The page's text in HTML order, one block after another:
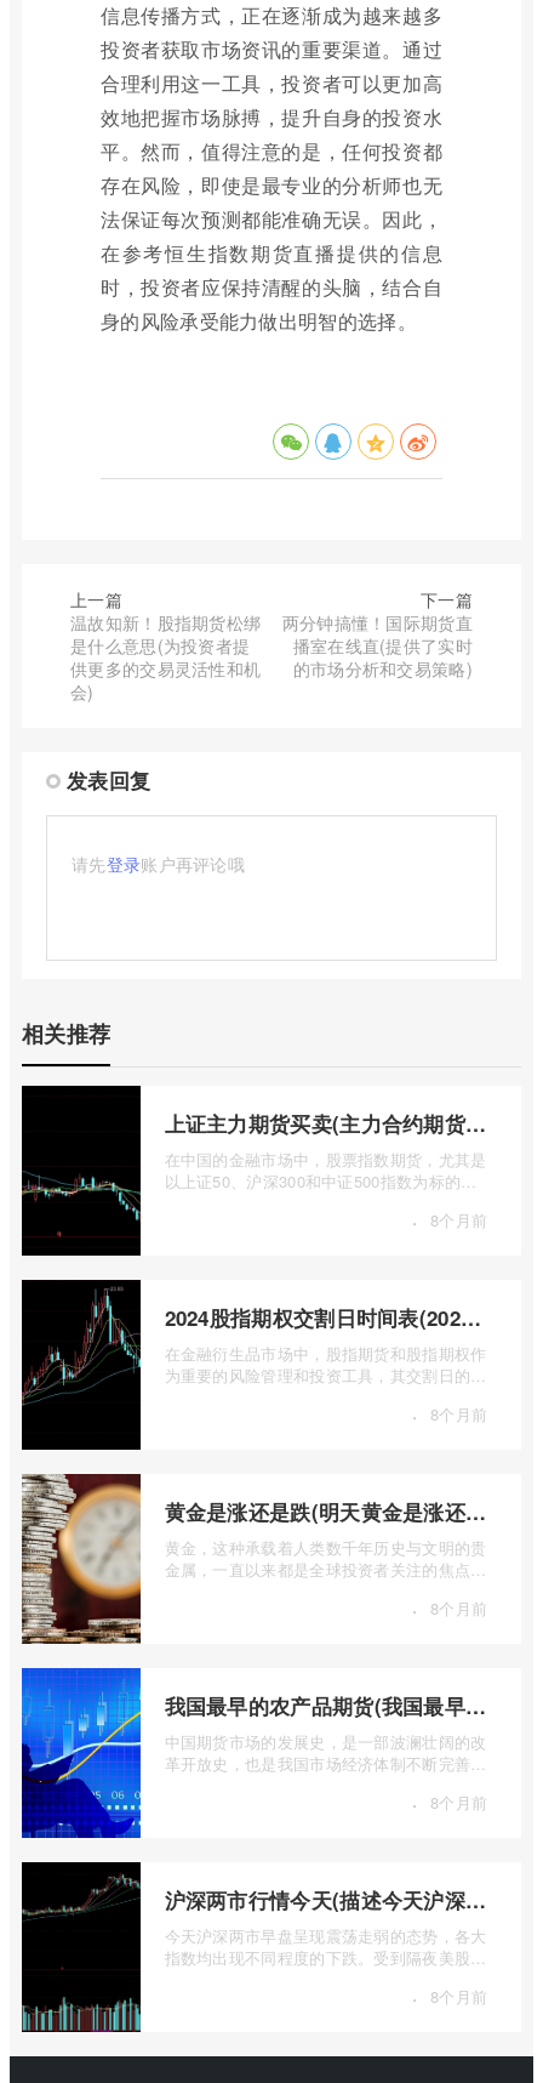
信息传播方式，正在逐渐成为越来越多
投资者获取市场资讯的重要渠道。通过
合理利用这一工具，投资者可以更加高
效地把握市场脉搏，提升自身的投资水
平。然而，值得注意的是，任何投资都
存在风险，即使是最专业的分析师也无
法保证每次预测都能准确无误。因此，
在参考恒生指数期货直播提供的信息
时，投资者应保持清醒的头脑，结合自
身的风险承受能力做出明智的选择。
上一篇
温故知新！股指期货松绑
是什么意思(为投资者提
供更多的交易灵活性和机
会)
下一篇
两分钟搞懂！国际期货直
播室在线直(提供了实时
的市场分析和交易策略)
发表回复
请先登录账户再评论哦
相关推荐
上证主力期货买卖(主力合约期货市场大盘)
在中国的金融市场中，股票指数期货，尤其是
以上证50、沪深300和中证500指数为标的的
· 8个月前
2024股指期权交割日时间表(2024股指期货交割日)
在金融衍生品市场中，股指期货和股指期权作
为重要的风险管理和投资工具，其交割日的设
· 8个月前
黄金是涨还是跌(明天黄金是涨还是跌)
黄金，这种承载着人类数千年历史与文明的贵
金属，一直以来都是全球投资者关注的焦点。
· 8个月前
我国最早的农产品期货(我国最早的农产品期货交易合约的品种是)
中国期货市场的发展史，是一部波澜壮阔的改
革开放史，也是我国市场经济体制不断完善的
· 8个月前
沪深两市行情今天(描述今天沪深两市早盘交易情况)
今天沪深两市早盘呈现震荡走弱的态势，各大
指数均出现不同程度的下跌。受到隔夜美股下
· 8个月前